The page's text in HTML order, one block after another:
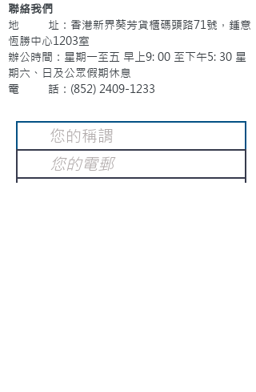
聯絡我們
地 址：香港新界葵芳貨櫃碼頭路71號，鍾意
恆勝中心1203室
辦公時間：星期一至五 早上9: 00 至下午5: 30 星
期六、日及公眾假期休息
電 話：(852) 2409-1233